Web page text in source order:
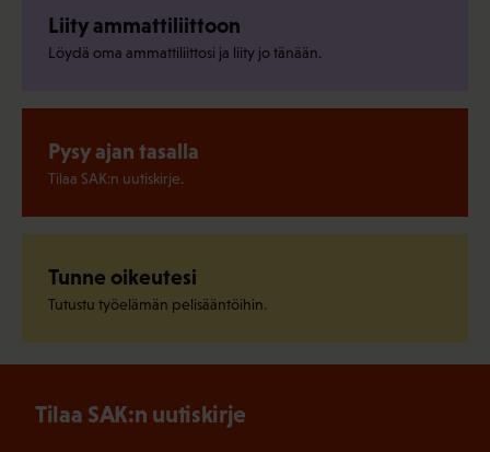
Liity ammattiliittoon
Löydä oma ammattiliittosi ja liity jo tänään.
Pysy ajan tasalla
Tilaa SAK:n uutiskirje.
Tunne oikeutesi
Tutustu työelämän pelisääntöihin.
Tilaa SAK:n uutiskirje